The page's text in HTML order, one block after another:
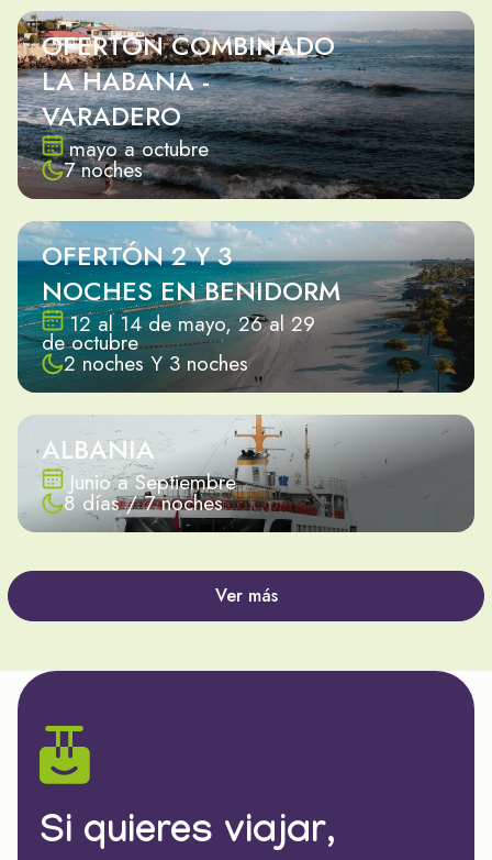
OFERTON COMBINADO
LA HABANA -
VARADERO
mayo a octubre
7 noches
OFERTÓN 2 Y 3
NOCHES EN BENIDORM
12 al 14 de mayo, 26 al 29
de octubre
2 noches Y 3 noches
ALBANIA
Junio a Septiembre
8 días / 7 noches
Ver más
Si quieres viajar,